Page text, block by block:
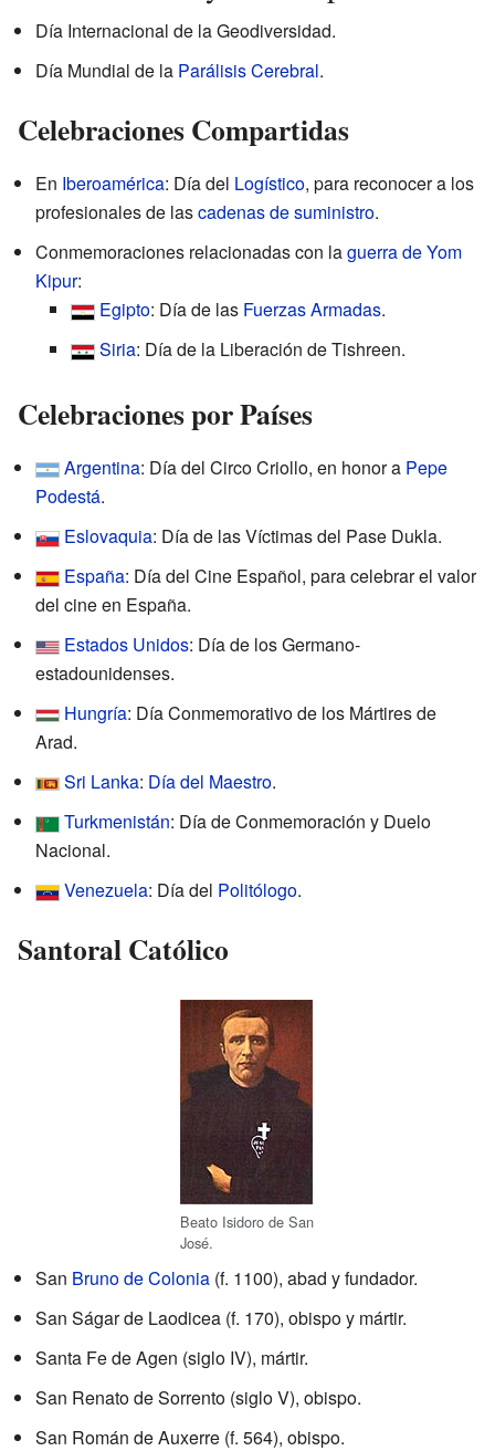
Día Internacional de la Geodiversidad.
Día Mundial de la Parálisis Cerebral.
Celebraciones Compartidas
En Iberoamérica: Día del Logístico, para reconocer a los
profesionales de lascadenas de suministro.
Conmemoraciones relacionadas con laguerra de Yom
Kipur:
Egipto: Día de las Fuerzas Armadas.
Siria: Día de la Liberación de Tishreen.
Celebraciones por Países
Argentina: Día del Circo Criollo, en honor a Pepe
Podestá.
Eslovaquia: Día de las Víctimas del Pase Dukla.
España: Día del Cine Español, para celebrar el valor
del cine en España.
Estados Unidos: Día de los Germano-
estadounidenses.
Hungría: Día Conmemorativo de los Mártires de
Arad.
Sri Lanka: Día del Maestro.
Turkmenistán: Día de Conmemoración y Duelo
Nacional.
Venezuela: Día del Politólogo.
Santoral Católico
Beato Isidoro de San
José.
San Bruno de Colonia (f. 1100), abad y fundador.
San Ságar de Laodicea (f. 170), obispo y mártir.
Santa Fe de Agen (siglo IV), mártir.
San Renato de Sorrento (siglo V), obispo.
San Román de Auxerre (f. 564), obispo.